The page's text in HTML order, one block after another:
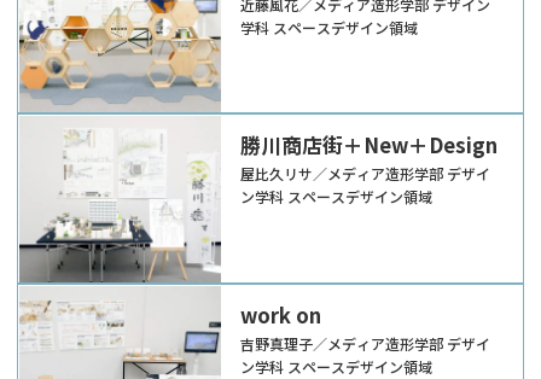
学科 スペースデザイン領域
勝川商店街＋New＋Design
屋比久リサ／メディア造形学部 デザイ
ン学科 スペースデザイン領域
work on
吉野真理子／メディア造形学部 デザイ
ン学科 スペースデザイン領域